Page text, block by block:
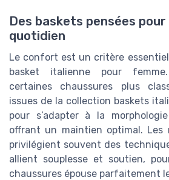
Des baskets pensées
quotidien
Le confort est un critère
basket italienne pour
certaines chaussures plus
issues de la collection baskets
pour s’adapter à la
offrant un maintien optimal. Les
privilégient souvent des
allient souplesse et soutien,
chaussures épouse parfaitement